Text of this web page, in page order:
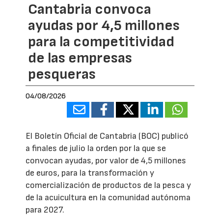
Cantabria convoca
ayudas por 4,5 millones
para la competitividad
de las empresas
pesqueras
04/08/2026
El Boletín Oficial de Cantabria (BOC) publicó
a finales de julio la orden por la que se
convocan ayudas, por valor de 4,5 millones
de euros, para la transformación y
comercialización de productos de la pesca y
de la acuicultura en la comunidad autónoma
para 2027.